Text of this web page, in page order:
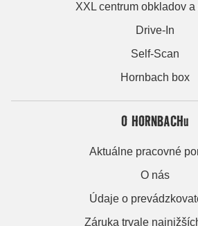
XXL centrum obkladov
Drive-In
Self-Scan
Hornbach box
O HORNBACHu
Aktuálne pracovné
O nás
Údaje o
Záruka trvale